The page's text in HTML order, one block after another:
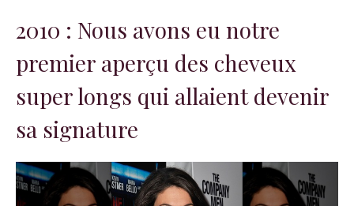
2010 : Nous avons eu notre
premier aperçu des cheveux
super longs qui allaient devenir
sa signature